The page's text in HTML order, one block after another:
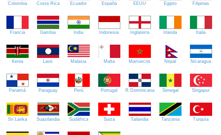
Colombia Costa Rica Ecuador España EEUU Egipto Filipinas
Francia Gambia India Indonesia Inglaterra Irlanda Italia
Kenia Laos Malasia Malta Marruecos Nepal Nicaragua
Panamá Paraguay Perú Portugal R.Dominicana Senegal Singapur
Sri Lanka Suazilandia Sudáfrica Suiza Tailandia Tanzania Turquía